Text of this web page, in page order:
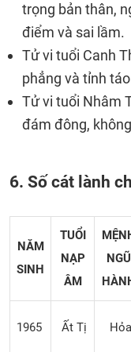
trọng bản thân,
điểm và sai lầm.
Tử vi tuổi Canh
phẳng và tỉnh
Tử vi tuổi Nhâm
đám đông,
6. Số cát lành
NĂM
SINH
TUỔI
NẠP
ÂM
NGŨ
1965 Ất Tị Hỏa